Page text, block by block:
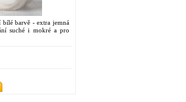
barvě - extra jemná
suché i mokré a pro